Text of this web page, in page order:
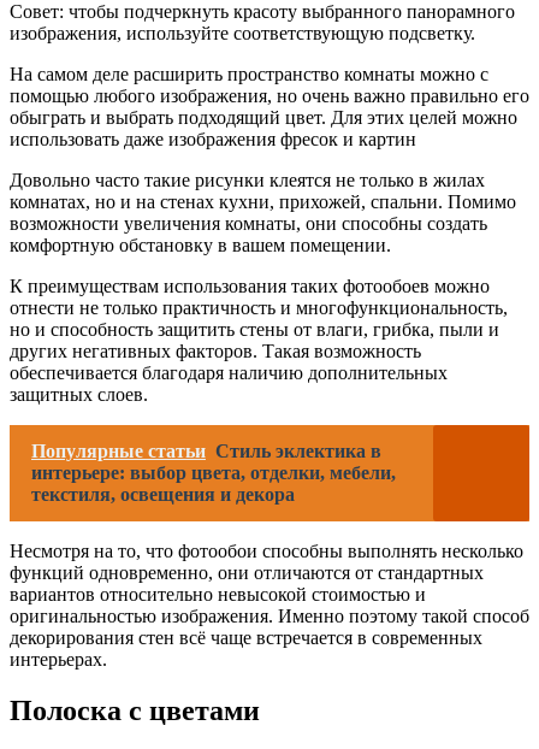
Совет: чтобы подчеркнуть красоту выбранного панорамного
изображения, используйте соответствующую подсветку.
На самом деле расширить пространство комнаты можно с
помощью любого изображения, но очень важно правильно его
обыграть и выбрать подходящий цвет. Для этих целей можно
использовать даже изображения фресок и картин
Довольно часто такие рисунки клеятся не только в жилах
комнатах, но и на стенах кухни, прихожей, спальни. Помимо
возможности увеличения комнаты, они способны создать
комфортную обстановку в вашем помещении.
К преимуществам использования таких фотообоев можно
отнести не только практичность и многофункциональность,
но и способность защитить стены от влаги, грибка, пыли и
других негативных факторов. Такая возможность
обеспечивается благодаря наличию дополнительных
защитных слоев.
Популярные статьи Стиль эклектика в
интерьере: выбор цвета, отделки, мебели,
текстиля, освещения и декора
Несмотря на то, что фотообои способны выполнять несколько
функций одновременно, они отличаются от стандартных
вариантов относительно невысокой стоимостью и
оригинальностью изображения. Именно поэтому такой способ
декорирования стен всё чаще встречается в современных
интерьерах.
Полоска с цветами